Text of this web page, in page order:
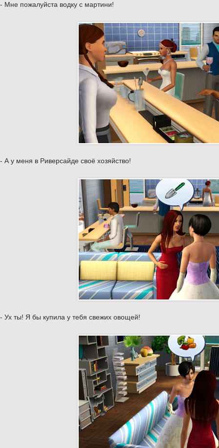
- Мне пожалуйста водку с мартини!
- А у меня в Риверсайде своё хозяйство!
- Ух ты! Я бы купила у тебя свежих овощей!